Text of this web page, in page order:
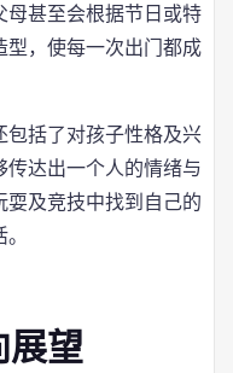
母甚至会根据节日或特
型，使每一次出门都成
包括了对孩子性格及兴
达出一个人的情绪与
耍及竞技中找到自己的
展望